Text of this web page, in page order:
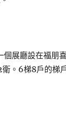
展廳設在福朋
。6梯8戶的梯